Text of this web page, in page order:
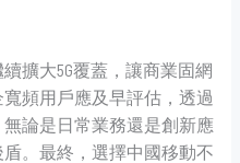
擴大5G覆蓋，讓商業固網
頻用戶應及早評估，透過
論是日常業務還是創新應
。最終，選擇中國移動不